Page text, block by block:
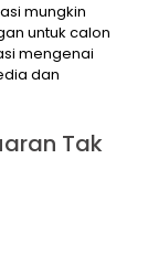
mungkin
untuk calon
mengenai
dan
Tak